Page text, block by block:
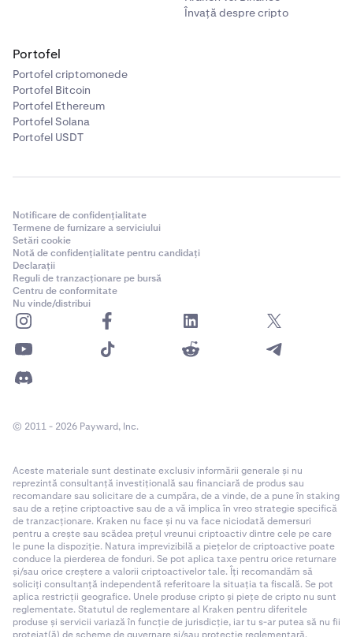
Învață despre cripto
Portofel
Portofel criptomonede
Portofel Bitcoin
Portofel Ethereum
Portofel Solana
Portofel USDT
Notificare de confidențialitate
Termene de furnizare a serviciului
Setări cookie
Notă de confidențialitate pentru candidați
Declarații
Reguli de tranzacționare pe bursă
Centru de conformitate
Nu vinde/distribui
© 2011 - 2026 Payward, Inc.
Aceste materiale sunt destinate exclusiv informării generale și nu
reprezintă consultanță investițională sau financiară de produs sau
recomandare sau solicitare de a cumpăra, de a vinde, de a pune în staking
sau de a reține criptoactive sau de a vă implica în vreo strategie specifică
de tranzacționare. Kraken nu face și nu va face niciodată demersuri
pentru a crește sau scădea prețul vreunui criptoactiv dintre cele pe care
le pune la dispoziție. Natura imprevizibilă a piețelor de criptoactive poate
conduce la pierderea de fonduri. Se pot aplica taxe pentru orice returnare
și/sau orice creștere a valorii criptoactivelor tale. Îți recomandăm să
soliciți consultanță independentă referitoare la situația ta fiscală. Se pot
aplica restricții geografice. Unele produse cripto și piețe de cripto nu sunt
reglementate. Statutul de reglementare al Kraken pentru diferitele
produse și servicii variază în funcție de jurisdicție, iar tu s-ar putea să nu fii
protejat(ă) de scheme de guvernare și/sau protecție reglementară.